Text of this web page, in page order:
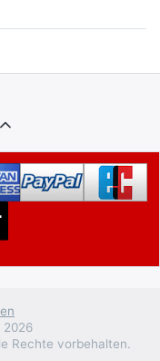
2026
Rechte vorbehalten.